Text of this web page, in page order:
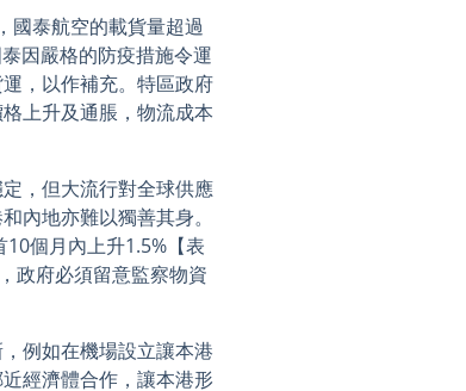
國泰航空的載貨量超過
因嚴格的防疫措施令運
，以作補充。特區政府
上升及通脹，物流成本
，但大流行對全球供應
內地亦難以獨善其身。
個月內上升1.5%【表
政府必須留意監察物資
例如在機場設立讓本港
經濟體合作，讓本港形